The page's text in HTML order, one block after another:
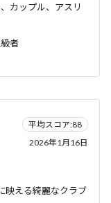
カップル、アスリ
者
平均スコア:88
2026年1月16日
映える綺麗なクラブ